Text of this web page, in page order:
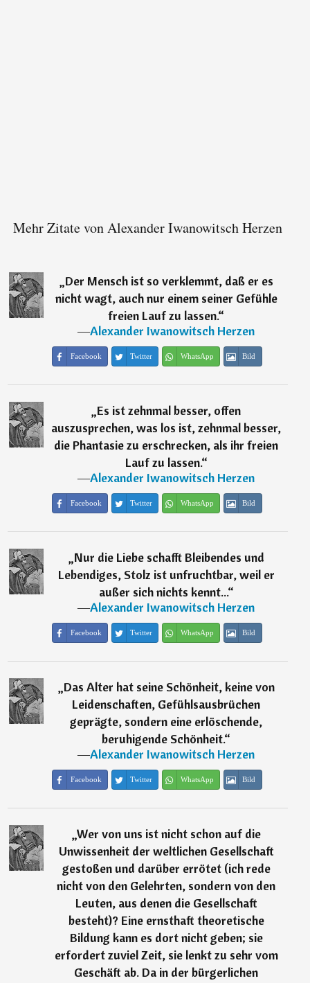
Mehr Zitate von Alexander Iwanowitsch Herzen
„Der Mensch ist so verklemmt, daß er es
nicht wagt, auch nur einem seiner Gefühle
freien Lauf zu lassen.“
―Alexander Iwanowitsch Herzen
Facebook Twitter WhatsApp Bild
„Es ist zehnmal besser, offen
auszusprechen, was los ist, zehnmal besser,
die Phantasie zu erschrecken, als ihr freien
Lauf zu lassen.“
―Alexander Iwanowitsch Herzen
Facebook Twitter WhatsApp Bild
„Nur die Liebe schafft Bleibendes und
Lebendiges, Stolz ist unfruchtbar, weil er
außer sich nichts kennt...“
―Alexander Iwanowitsch Herzen
Facebook Twitter WhatsApp Bild
„Das Alter hat seine Schönheit, keine von
Leidenschaften, Gefühlsausbrüchen
geprägte, sondern eine erlöschende,
beruhigende Schönheit.“
―Alexander Iwanowitsch Herzen
Facebook Twitter WhatsApp Bild
„Wer von uns ist nicht schon auf die
Unwissenheit der weltlichen Gesellschaft
gestoßen und darüber errötet (ich rede
nicht von den Gelehrten, sondern von den
Leuten, aus denen die Gesellschaft
besteht)? Eine ernsthaft theoretische
Bildung kann es dort nicht geben; sie
erfordert zuviel Zeit, sie lenkt zu sehr vom
Geschäft ab. Da in der bürgerlichen